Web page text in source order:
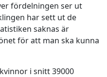
fördelningen ser ut
har sett ut de
saknas är
för att man ska kunna
i snitt 39000